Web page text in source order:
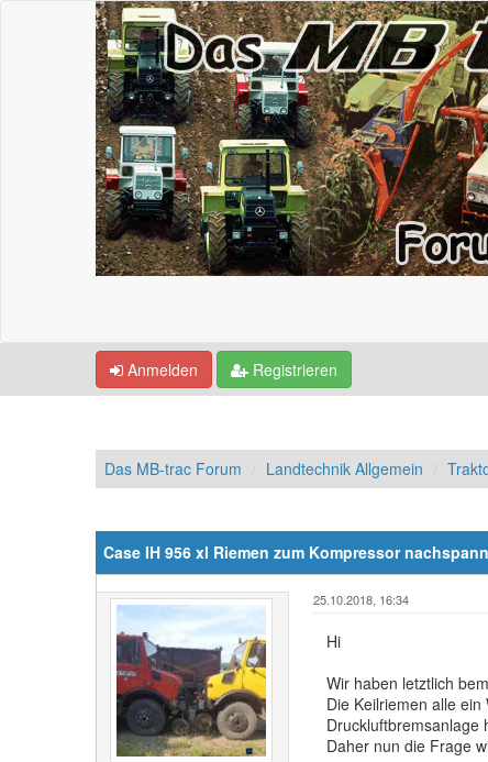
Anmelden Registrieren
Das MB-trac Forum Landtechnik Allgemein
Case IH 956 xl Riemen zum Kompressor
25.10.2018, 16:34
Hi
Wir haben letztlich
Die Keilriemen alle
Druckluftbremsanlage
Daher nun die Frage